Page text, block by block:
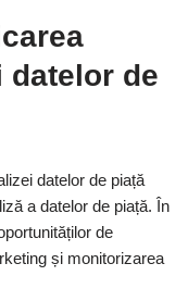
datelor de
datelor de piață
a datelor de piață. În
de
și monitorizarea